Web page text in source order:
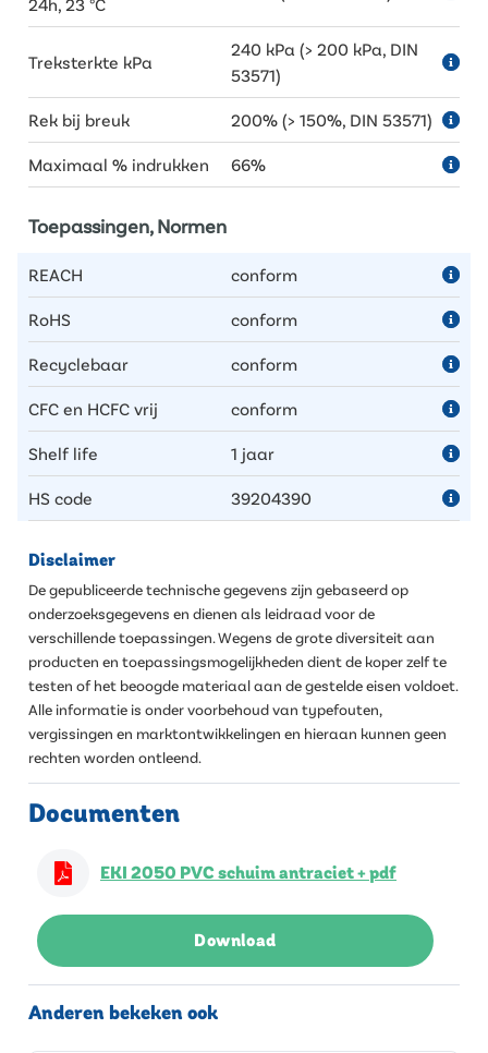
Treksterkte kPa
240 kPa (> 200 kPa, DIN
53571)
Rek bij breuk 200% (> 150%, DIN 53571)
Maximaal % indrukken 66%
Toepassingen, Normen
REACH conform
RoHS conform
Recyclebaar conform
CFC en HCFC vrij conform
Shelf life 1 jaar
HS code 39204390
Disclaimer
De gepubliceerde technische gegevens zijn gebaseerd op
onderzoeksgegevens en dienen als leidraad voor de
verschillende toepassingen. Wegens de grote diversiteit aan
producten en toepassingsmogelijkheden dient de koper zelf te
testen of het beoogde materiaal aan de gestelde eisen voldoet.
Alle informatie is onder voorbehoud van typefouten,
vergissingen en marktontwikkelingen en hieraan kunnen geen
rechten worden ontleend.
Documenten
EKI 2050 PVC schuim antraciet + pdf
Download
Anderen bekeken ook